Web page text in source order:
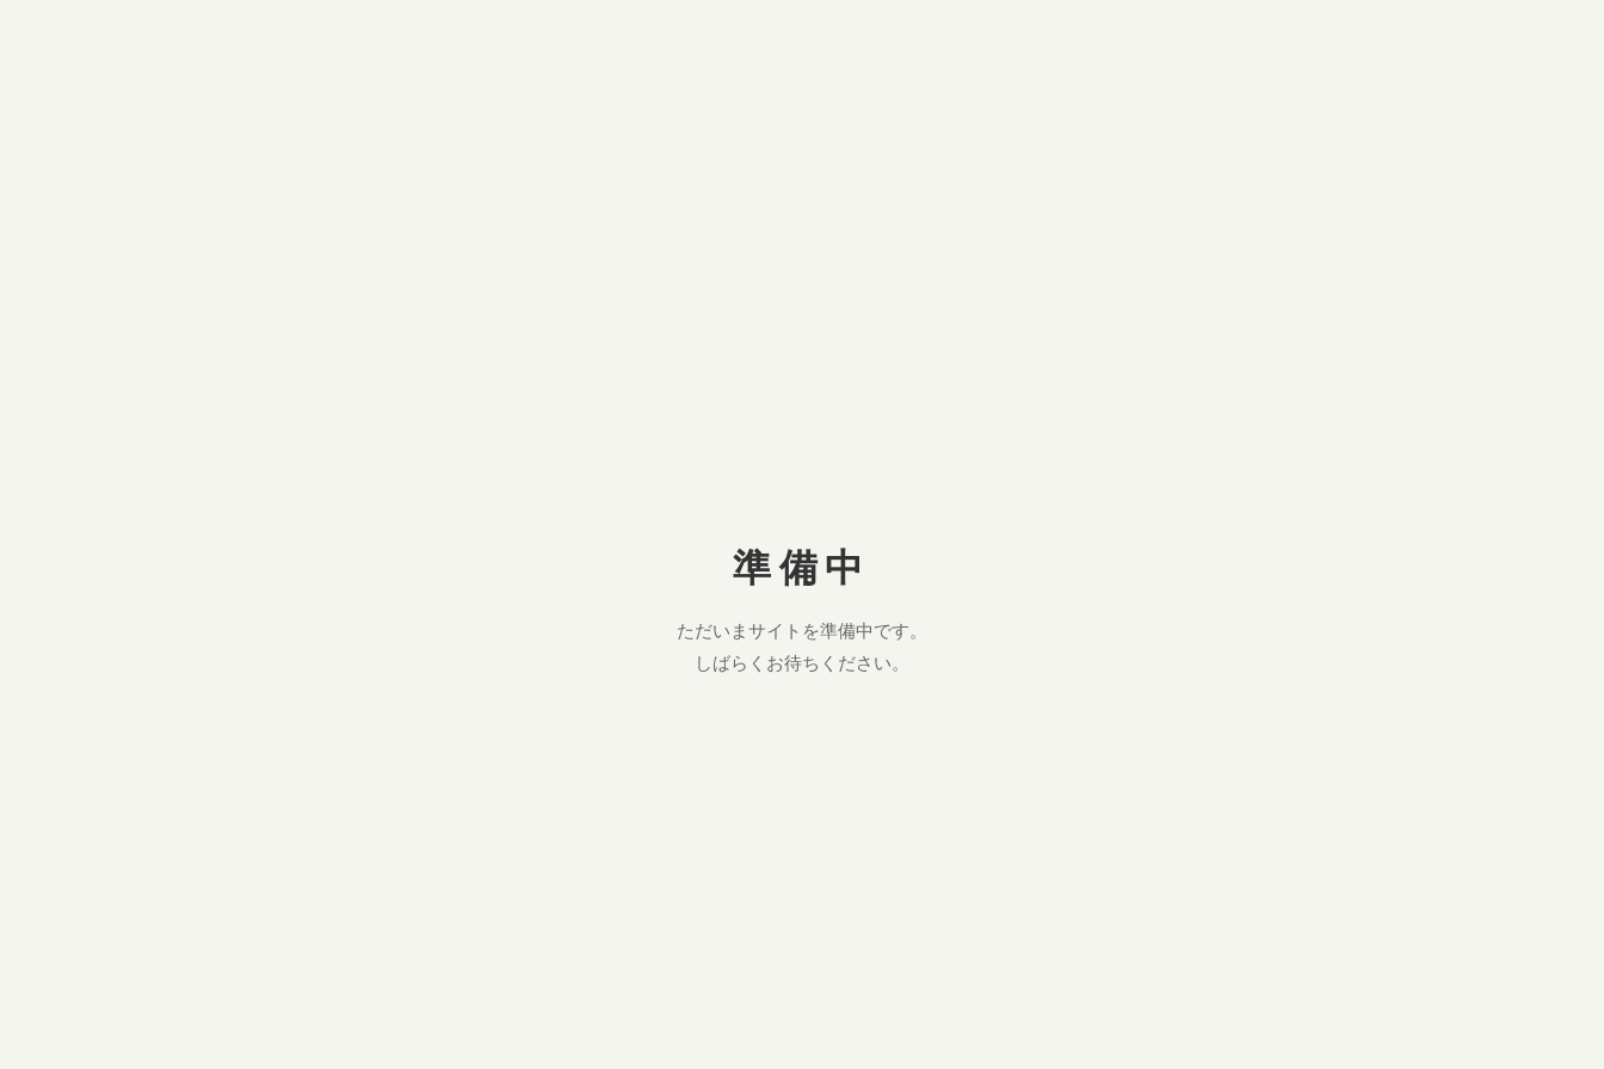
準備中
ただいまサイトを準備中です。
しばらくお待ちください。